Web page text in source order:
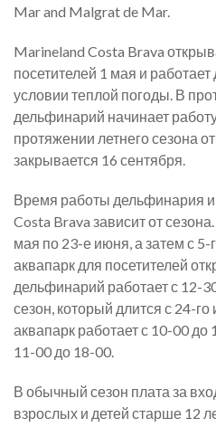
Mar and Malgrat de Mar.
Marineland Costa Brava
посетителей 1 мая и
условии теплой погоды. В
дельфинарий начинает
протяжении летнего сезона
закрывается 16 сентября.
Время работы дельфинария
Costa Brava зависит от
мая по 23-е июня, а затем с 5-
аквапарк для посетителей
дельфинарий работает с 12-
сезон, который длится с 24-
аквапарк работает с 10-00
11-00 до 18-00.
В обычный сезон плата за
взрослых и детей старше 12